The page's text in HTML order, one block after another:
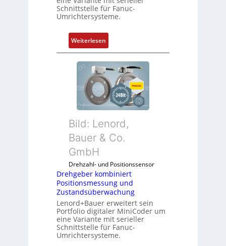
Schnittstelle für Fanuc-
Umrichtersysteme.
Weiterlesen:
D
r
e
h
g
e
e
m
b
i
i
e
r
t
Bild: Lenord,
Bauer & Co.
GmbH
Drehzahl- und Positionssensor
Drehgeber kombiniert
Positionsmessung und
Zustandsüberwachung
Lenord+Bauer erweitert sein
Portfolio digitaler MiniCoder um
eine Variante mit serieller
Schnittstelle für Fanuc-
Umrichtersysteme.